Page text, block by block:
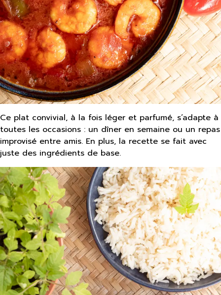
Ce plat convivial, à la fois léger et parfumé, s’adapte à
toutes les occasions : un dîner en semaine ou un repas
improvisé entre amis. En plus, la recette se fait avec
juste des ingrédients de base.